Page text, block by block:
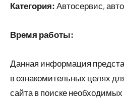
Категория: Автосервис,
Время работы:
Данная информация
в ознакомительных целях
сайта в поиске